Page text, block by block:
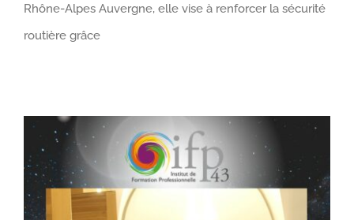
Rhône-Alpes Auvergne, elle vise à renforcer la sécurité
routière grâce